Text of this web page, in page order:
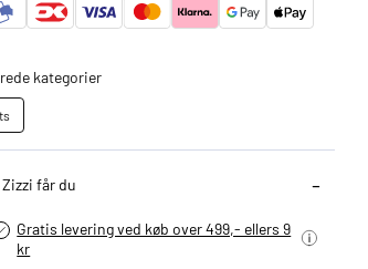
kategorier
får du
Gratis levering ved køb over 499,- ellers 9
kr